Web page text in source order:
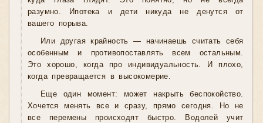
разумно. Ипотека и дети никуда не денутся от
вашего порыва.
Или другая крайность — начинаешь считать себя
особенным и противопоставлять всем остальным.
Это хорошо, когда про индивидуальность. И плохо,
когда превращается в высокомерие.
Еще один момент: может накрыть беспокойство.
Хочется менять все и сразу, прямо сегодня. Но не
все перемены происходят быстро. Водолей учит